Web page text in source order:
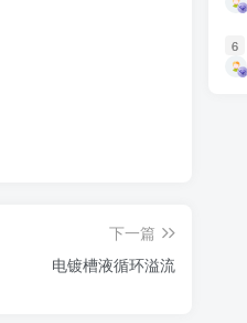
下一篇
电镀槽液循环溢流
6
6